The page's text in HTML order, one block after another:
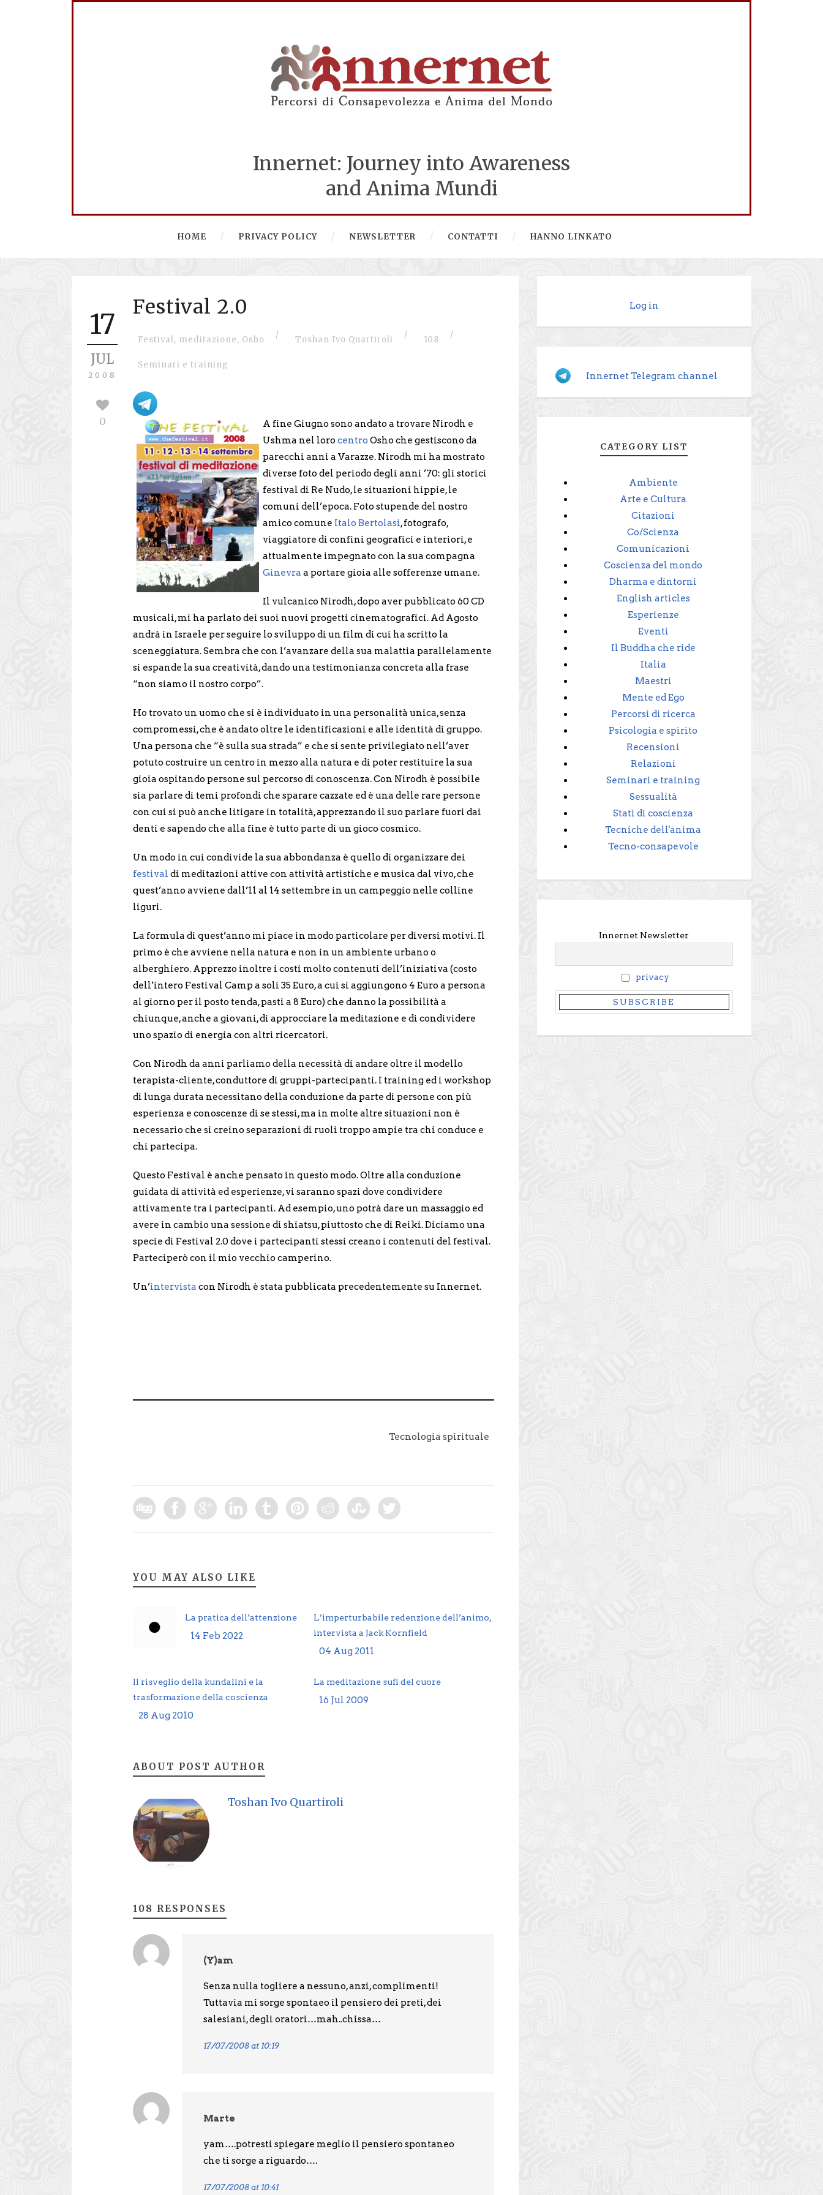
Innernet: Journey into Awareness
and Anima Mundi
HOME PRIVACY POLICY NEWSLETTER CONTATTI HANNO LINKATO
17
JUL
2008
0
Festival 2.0
Festival, meditazione, Osho / Toshan Ivo Quartiroli / 108 /
Seminari e training
A fine Giugno sono andato a trovare Nirodh e
Ushma nel loro centro Osho che gestiscono da
parecchi anni a Varazze. Nirodh mi ha mostrato
diverse foto del periodo degli anni ’70: gli storici
festival di Re Nudo, le situazioni hippie, le
comuni dell’epoca. Foto stupende del nostro
amico comune Italo Bertolasi, fotografo,
viaggiatore di confini geografici e interiori, e
attualmente impegnato con la sua compagna
Ginevra a portare gioia alle sofferenze umane.
Il vulcanico Nirodh, dopo aver pubblicato 60 CD
musicali, mi ha parlato dei suoi nuovi progetti cinematografici. Ad Agosto
andrà in Israele per seguire lo sviluppo di un film di cui ha scritto la
sceneggiatura. Sembra che con l’avanzare della sua malattia parallelamente
si espande la sua creatività, dando una testimonianza concreta alla frase
“non siamo il nostro corpo”.
Ho trovato un uomo che si è individuato in una personalità unica, senza
compromessi, che è andato oltre le identificazioni e alle identità di gruppo.
Una persona che “è sulla sua strada” e che si sente privilegiato nell’aver
potuto costruire un centro in mezzo alla natura e di poter restituire la sua
gioia ospitando persone sul percorso di conoscenza. Con Nirodh è possibile
sia parlare di temi profondi che sparare cazzate ed è una delle rare persone
con cui si può anche litigare in totalità, apprezzando il suo parlare fuori dai
denti e sapendo che alla fine è tutto parte di un gioco cosmico.
Un modo in cui condivide la sua abbondanza è quello di organizzare dei
festival di meditazioni attive con attività artistiche e musica dal vivo, che
quest’anno avviene dall’11 al 14 settembre in un campeggio nelle colline
liguri.
La formula di quest’anno mi piace in modo particolare per diversi motivi. Il
primo è che avviene nella natura e non in un ambiente urbano o
alberghiero. Apprezzo inoltre i costi molto contenuti dell’iniziativa (costo
dell’intero Festival Camp a soli 35 Euro, a cui si aggiungono 4 Euro a persona
al giorno per il posto tenda, pasti a 8 Euro) che danno la possibilità a
chiunque, anche a giovani, di approcciare la meditazione e di condividere
uno spazio di energia con altri ricercatori.
Con Nirodh da anni parliamo della necessità di andare oltre il modello
terapista-cliente, conduttore di gruppi-partecipanti. I training ed i workshop
di lunga durata necessitano della conduzione da parte di persone con più
esperienza e conoscenze di se stessi, ma in molte altre situazioni non è
necessario che si creino separazioni di ruoli troppo ampie tra chi conduce e
chi partecipa.
Questo Festival è anche pensato in questo modo. Oltre alla conduzione
guidata di attività ed esperienze, vi saranno spazi dove condividere
attivamente tra i partecipanti. Ad esempio, uno potrà dare un massaggio ed
avere in cambio una sessione di shiatsu, piuttosto che di Reiki. Diciamo una
specie di Festival 2.0 dove i partecipanti stessi creano i contenuti del festival.
Parteciperò con il mio vecchio camperino.
Un’intervista con Nirodh è stata pubblicata precedentemente su Innernet.
Tecnologia spirituale
YOU MAY ALSO LIKE
La pratica dell’attenzione
14 Feb 2022
L’imperturbabile redenzione dell’animo,
intervista a Jack Kornfield
04 Aug 2011
Il risveglio della kundalini e la
trasformazione della coscienza
28 Aug 2010
La meditazione sufi del cuore
16 Jul 2009
ABOUT POST AUTHOR
Toshan Ivo Quartiroli
108 RESPONSES
(Y)am
Senza nulla togliere a nessuno, anzi, complimenti!
Tuttavia mi sorge spontaeo il pensiero dei preti, dei
salesiani, degli oratori…mah..chissa…
17/07/2008 at 10:19
Marte
yam….potresti spiegare meglio il pensiero spontaneo
che ti sorge a riguardo….
17/07/2008 at 10:41
Log in
Innernet Telegram channel
CATEGORY LIST
Ambiente
Arte e Cultura
Citazioni
Co/Scienza
Comunicazioni
Coscienza del mondo
Dharma e dintorni
English articles
Esperienze
Eventi
Il Buddha che ride
Italia
Maestri
Mente ed Ego
Percorsi di ricerca
Psicologia e spirito
Recensioni
Relazioni
Seminari e training
Sessualità
Stati di coscienza
Tecniche dell'anima
Tecno-consapevole
Innernet Newsletter
privacy